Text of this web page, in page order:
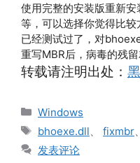
使用完整的安装版重新
等，可以选择你觉得比
已经测试过了，对
重写MBR后，病毒的残留
转载请注明出处：
分
类
Windows
标
签
bhoexe.dll fixmbr
发表评论